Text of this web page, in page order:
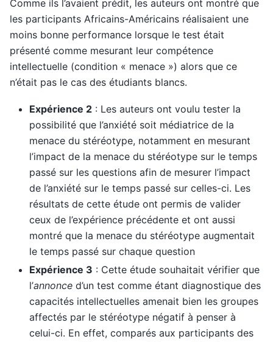
Comme ils l’avaient prédit, les auteurs ont montré que
les participants Africains-Américains réalisaient une
moins bonne performance lorsque le test était
présenté comme mesurant leur compétence
intellectuelle (condition « menace ») alors que ce
n’était pas le cas des étudiants blancs.
Expérience 2 : Les auteurs ont voulu tester la
possibilité que l’anxiété soit médiatrice de la
menace du stéréotype, notamment en mesurant
l’impact de la menace du stéréotype sur le temps
passé sur les questions afin de mesurer l’impact
de l’anxiété sur le temps passé sur celles-ci. Les
résultats de cette étude ont permis de valider
ceux de l’expérience précédente et ont aussi
montré que la menace du stéréotype augmentait
le temps passé sur chaque question
Expérience 3 : Cette étude souhaitait vérifier que
l’annonce d’un test comme étant diagnostique des
capacités intellectuelles amenait bien les groupes
affectés par le stéréotype négatif à penser à
celui-ci. En effet, comparés aux participants des